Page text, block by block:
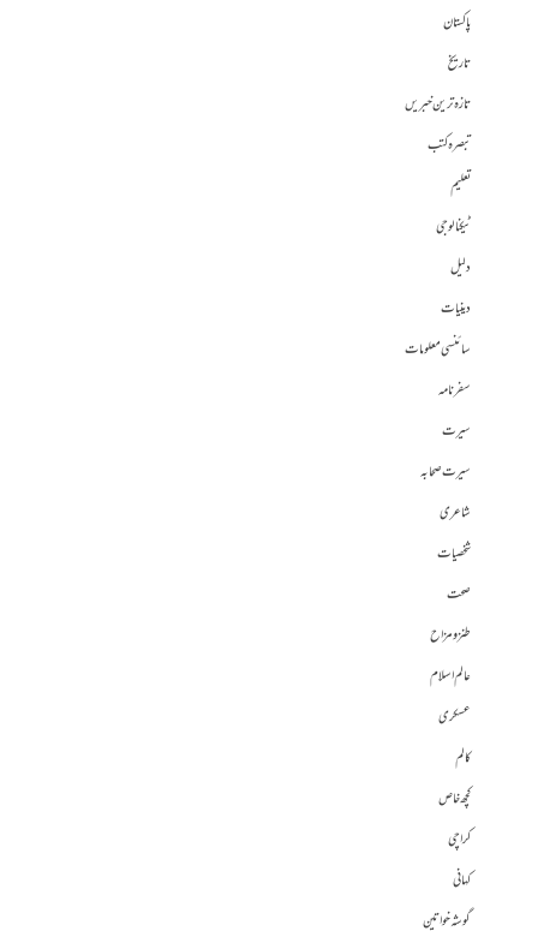
پاکستان
تاریخ
تازہ ترین خبریں
تبصرہ کتب
تعلیم
ٹیکنالوجی
دلیل
دینیات
سائنسی معلومات
سفرنامہ
سیرت
سیرت صحابہ
شاعری
شخصیات
صحت
طنز و مزاح
عالم اسلام
عسکری
کالم
کچھ خاص
کراچی
کہانی
گوشہ خواتین